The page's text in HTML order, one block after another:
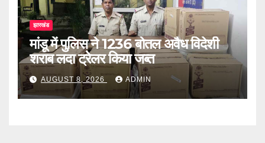
झारखंड
मांडू में पुलिस ने 1236 बोतल अवैध विदेशी
शराब लदा ट्रेलर किया जब्त
AUGUST 8, 2026 ADMIN